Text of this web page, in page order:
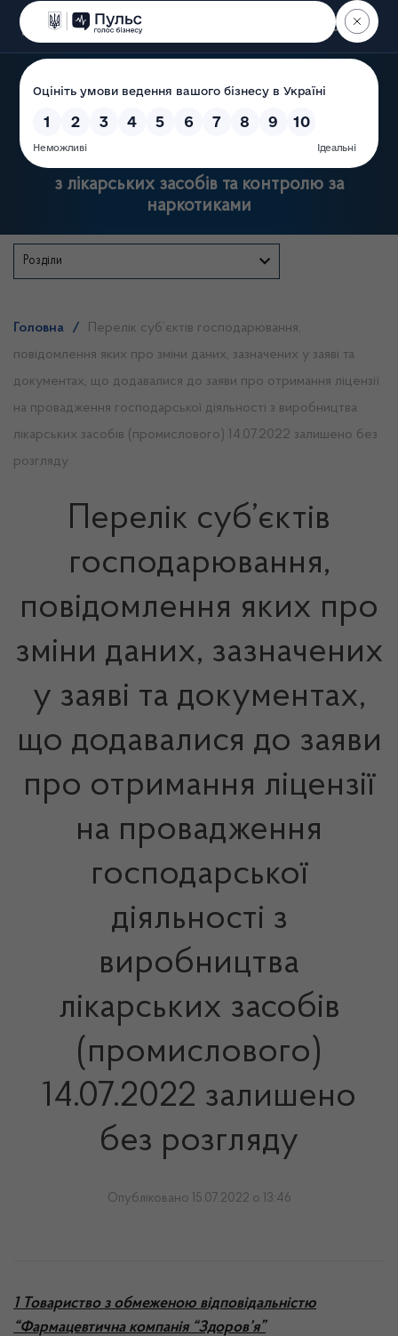
Пошук
Державна служба України
з лікарських засобів та контролю за
наркотиками
Розділи
Головна /
Перелік суб’єктів господарювання,
повідомлення яких про зміни даних, зазначених у заяві та
документах, що додавалися до заяви про отримання ліцензії
на провадження господарської діяльності з виробництва
лікарських засобів (промислового) 14.07.2022 залишено без
розгляду
Перелік суб’єктів
господарювання,
повідомлення яких про
зміни даних, зазначених
у заяві та документах,
що додавалися до заяви
про отримання ліцензії
на провадження
господарської
діяльності з
виробництва
лікарських засобів
(промислового)
14.07.2022 залишено
без розгляду
Опубліковано 15.07.2022 о 13:46
1 Товариство з обмеженою відповідальністю
“Фармацевтична компанія “Здоров’я”